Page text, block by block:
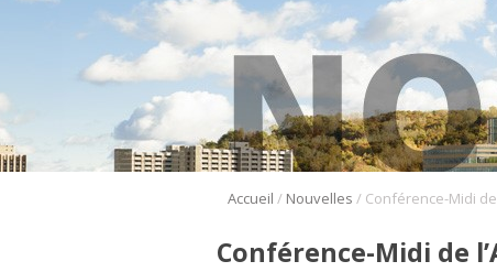
Accueil / Nouvelles /
Conférence-Midi de